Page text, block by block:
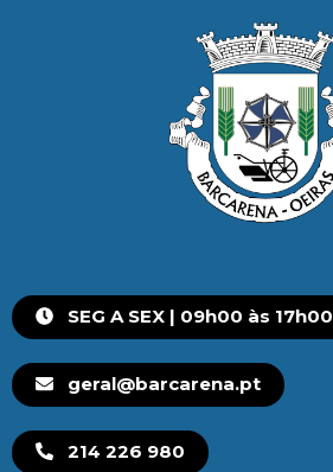
SEG A SEX | 09h00 às 17h00
geral@barcarena.pt
214 226 980